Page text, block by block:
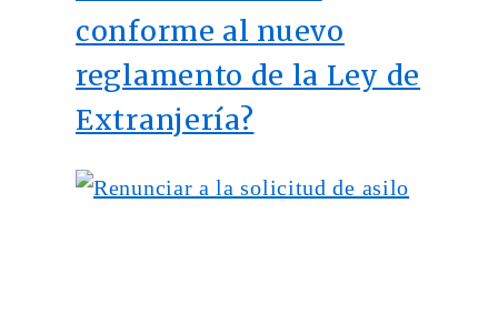
conforme al nuevo
reglamento de la Ley de
Extranjería?